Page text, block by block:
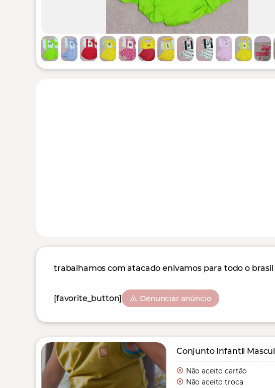
trabalhamos com atacado enivamos para todo o brasil
[favorite_button] Denunciar anúncio
Conjunto Infantil
Não aceito cartão
Não aceito troca